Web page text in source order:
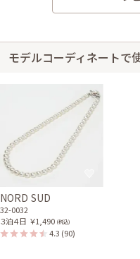
どよく、履き心地もゆったり履
WHITE JOOAセレモニ
ャケット
21-0065CM
身長150cm【Mサイズ】 (
40代前半2025/04/12
サイズはやや大きかったです。
レンタル/購入した商品
モデルコーディネートで
NORD SUD
32-0032
３泊４日 ￥1,490 (税込)
4.3 (90)